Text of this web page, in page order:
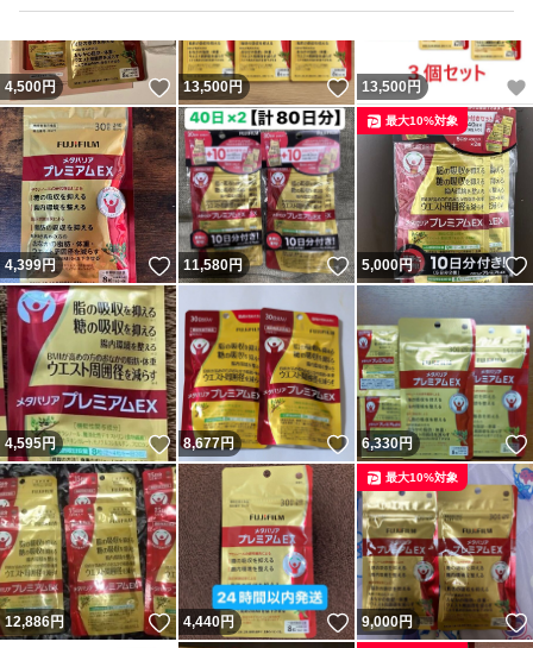
4,500円 いいね！
13,500円 いいね！
13,500 円
4,399円 いいね！
11,580円 いいね！
5,000円
最大10%対象
4,595円 いいね！
8,677円 いいね！
6,330円
12,886円 いいね！
4,440円 いいね！
9,000円
最大10%対象